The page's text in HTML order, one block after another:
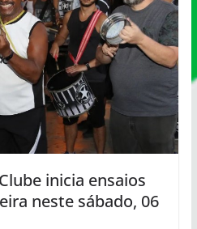
inicia ensaios
neste sábado, 06